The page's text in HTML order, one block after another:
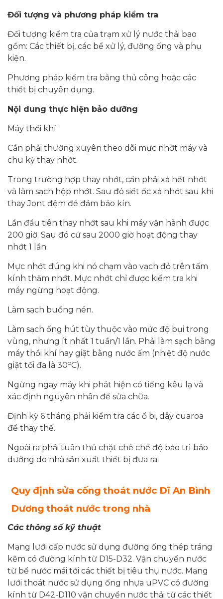
Đối tượng và phương pháp kiểm tra
Đối tượng kiểm tra của trạm xử lý nước thải bao
gồm: Các thiết bị, các bể xử lý, đường ống và phụ
kiện.
Phương pháp kiểm tra bằng thủ công hoặc các
thiết bị chuyên dụng.
Nội dung thực hiện bảo dưỡng
Máy thổi khí
Cần phải thường xuyên theo dõi mực nhớt máy và
chu kỳ thay nhớt.
Trong trường hợp thay nhớt, cần phải xả hết nhớt
và làm sạch hộp nhớt. Sau đó siết ốc xả nhớt sau khi
thay Jont đệm để đảm bảo kín.
Lần đầu tiên thay nhớt sau khi máy vận hành được
200 giờ. Sau đó cứ sau 2000 giờ hoạt động thay
nhớt 1 lần.
Mực nhớt đúng khi nó chạm vào vạch đỏ trên tấm
kính thăm nhớt. Mực nhớt chỉ được kiểm tra khi
máy ngừng hoạt động.
Làm sạch buồng nén.
Làm sạch ống hút tùy thuộc vào mức độ bụi trong
vùng, nhưng ít nhất 1 tuần/1 lần. Phải làm sạch bằng
máy thổi khí hay giặt bằng nước ấm (nhiệt độ nước
giặt tối đa là 30oC).
Ngừng ngay máy khi phát hiện có tiếng kêu lạ và
xác định nguyên nhân để sửa chữa.
Định kỳ 6 tháng phải kiểm tra các ổ bi, dây cuaroa
để thay thế.
Ngoài ra phải tuân thủ chặt chẽ chế độ bảo trì bảo
dưỡng do nhà sản xuất thiết bị đưa ra.
Quy định sửa cống thoát nước Dĩ An Bình
Dương thoát nước trong nhà
Các thông số kỹ thuật
Mạng lưới cấp nước sử dụng đường ống thép tráng
kẽm có đường kính từ D15-D32. Vận chuyển nước
từ bể nước mái tới các thiết bị tiêu thụ nước. Mạng
lưới thoát nước sử dụng ống nhựa uPVC có đường
kính từ D42-D110 vận chuyển nước thải từ các thiết